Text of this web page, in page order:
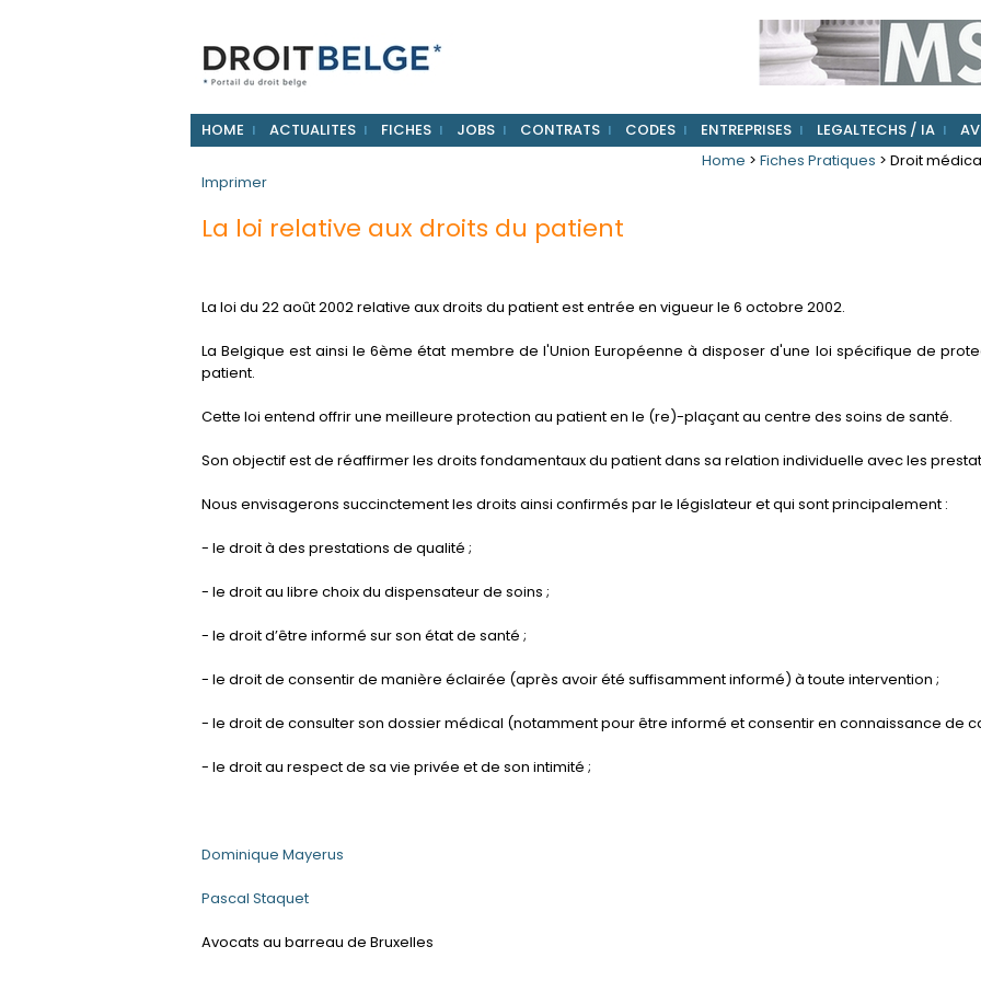
HOME ACTUALITES FICHES JOBS CONTRATS CODES ENTREPRISES LEGALTECHS / IA
Home > Fiches Pratiques > Droit
Imprimer
La loi relative aux droits du patient
La loi du 22 août 2002 relative aux droits du patient est entrée en vigueur le 6 octobre 2002.
La Belgique est ainsi le 6ème état membre de l'Union Européenne à disposer d'une loi spécifique de
patient.
Cette loi entend offrir une meilleure protection au patient en le (re)-plaçant au centre des soins de santé.
Son objectif est de réaffirmer les droits fondamentaux du patient dans sa relation individuelle avec les
Nous envisagerons succinctement les droits ainsi confirmés par le législateur et qui sont principalement :
- le droit à des prestations de qualité ;
- le droit au libre choix du dispensateur de soins ;
- le droit d’être informé sur son état de santé ;
- le droit de consentir de manière éclairée (après avoir été suffisamment informé) à toute intervention ;
- le droit de consulter son dossier médical (notamment pour être informé et consentir en connaissance de
- le droit au respect de sa vie privée et de son intimité ;
Dominique Mayerus
Pascal Staquet
Avocats au barreau de Bruxelles